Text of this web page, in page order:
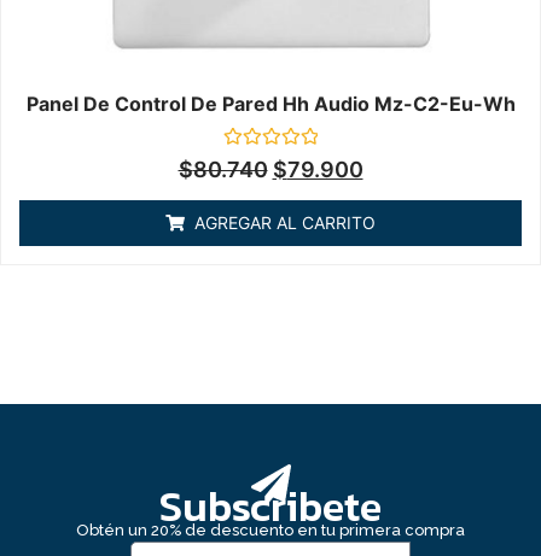
Panel De Control De Pared Hh Audio Mz-C2-Eu-Wh
Valorado
en
de
5
$80.740 $79.900
AGREGAR AL CARRITO
Subscribete
Obtén un 20% de descuento en tu primera compra